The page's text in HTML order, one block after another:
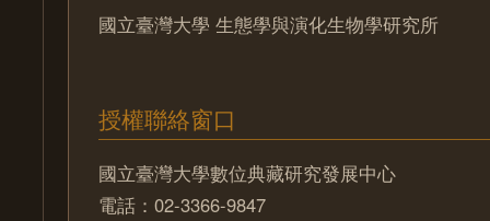
國立臺灣大學 生態學與演化生物學研究所
授權聯絡窗口
國立臺灣大學數位典藏研究發展中心
電話：02-3366-9847